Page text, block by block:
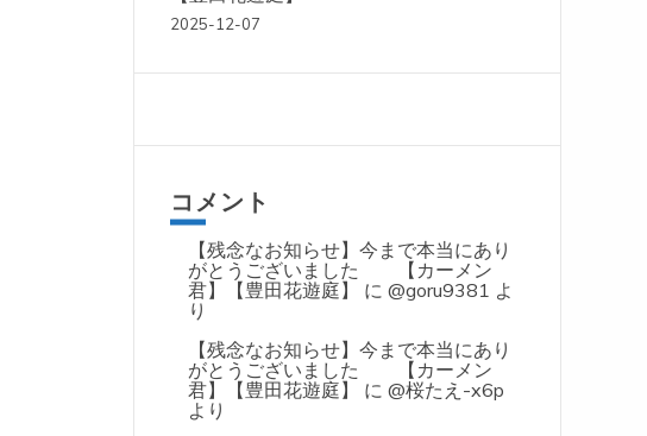
2025-12-07
コメント
【残念なお知らせ】今まで本当にあり
がとうございました 【カーメン
君】【豊田花遊庭】
に @goru9381 よ
り
【残念なお知らせ】今まで本当にあり
がとうございました 【カーメン
君】【豊田花遊庭】
に @桜たえ-x6p
より